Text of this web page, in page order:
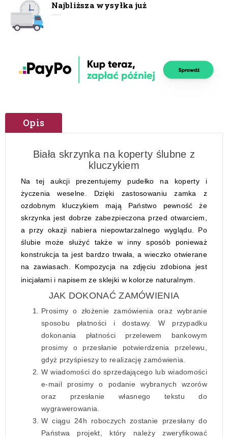
Najbliższa wysyłka już
Opis
Biała skrzynka na koperty ślubne z
kluczykiem
Na tej aukcji prezentujemy pudełko na koperty i
życzenia weselne. Dzięki zastosowaniu zamka z
ozdobnym kluczykiem mają Państwo pewność że
skrzynka jest dobrze zabezpieczona przed otwarciem,
a przy okazji nabiera niepowtarzalnego wyglądu. Po
ślubie może służyć także w inny sposób ponieważ
konstrukcja ta jest bardzo trwała, a wieczko otwierane
na zawiasach. Kompozycja na zdjęciu zdobiona jest
inicjałami i napisem ze sklejki w kolorze naturalnym.
JAK DOKONAĆ ZAMÓWIENIA
Prosimy o złożenie zamówienia oraz wybranie
sposobu płatności i dostawy. W przypadku
dokonania płatności przelewem bankowym
prosimy o przesłanie potwierdzenia przelewu,
gdyż przyśpieszy to realizację zamówienia.
W wiadomości do sprzedającego lub wiadomości
e-mail prosimy o podanie wybranych wzorów
oraz przesłanie własnego tekstu do
wygrawerowania.
W ciągu 24h roboczych zostanie przesłany do
Państwa projekt, który należy zweryfikować